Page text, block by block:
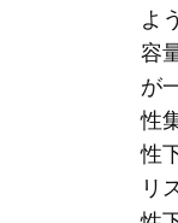
よ
容
が
性
性
リ